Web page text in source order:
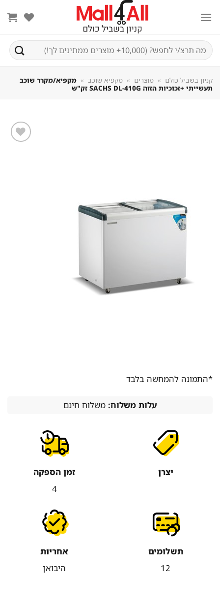
חיפוש
עבור:
קניון בשביל כולם » מוצרים » מקפיא שוכב » מקפיא/מקרר שוכב
תעשייתי +זכוכיות הזזה SACHS DL-410G זק"ש
*התמונה להמחשה בלבד
עלות משלוח:משלוח חינם
יצרן
זמן הספקה
תשלומים
12
אחריות
היבואן